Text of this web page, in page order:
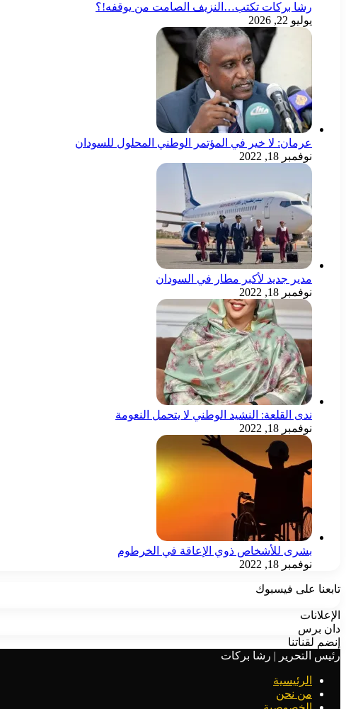
رشا بركات تكتب…النزيف الصامت من يوقفه!؟
يوليو 22, 2026
عرمان: لا خير في المؤتمر الوطني المحلول للسودان
نوفمبر 18, 2022
مدير جديد لأكبر مطار في السودان
نوفمبر 18, 2022
ندى القلعة: النشيد الوطني لا يتحمل النعومة
نوفمبر 18, 2022
بشرى للأشخاص ذوي الإعاقة في الخرطوم
نوفمبر 18, 2022
تابعنا على فيسبوك
الإعلانات
دان برس
إنضم لقناتنا
رئيس التحرير | رشا بركات
الرئيسية
من نحن